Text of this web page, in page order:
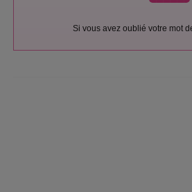
Si vous avez oublié votre mot